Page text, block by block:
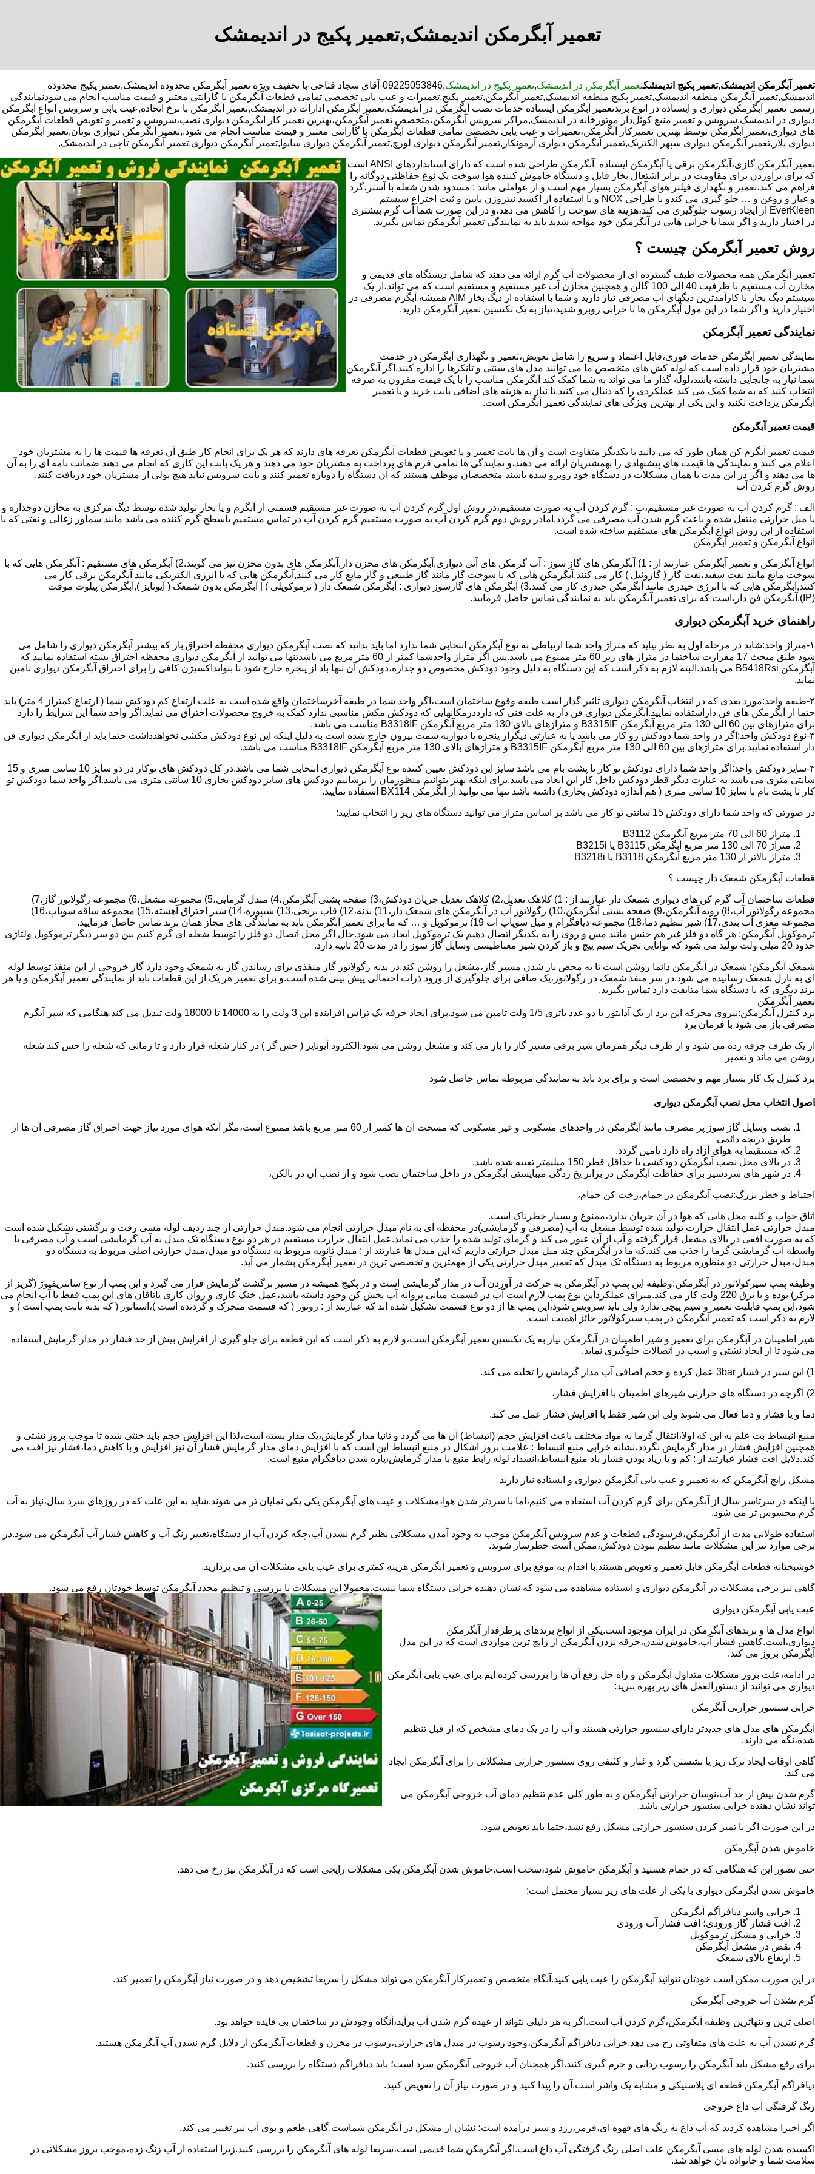
تعمیر آبگرمکن اندیمشک,تعمیر پکیج در اندیمشک
تعمیر آبگرمکن اندیمشک,تعمیر پکیج اندیمشکتعمیر آبگرمکن در اندیمشک,تعمیر پکیج در اندیمشک
,09225053846-آقای سجاد فتاحی-با تخفیف ویژه تعمیر آبگرمکن محدوده اندیمشک,تعمیر پکیج محدوده
اندیمشک,تعمیر آبگرمکن منطقه اندیمشک,تعمیر پکیج منطقه اندیمشک,تعمیر آبگرمکن,تعمیر پکیج,تعمیرات و عیب یابی تخصصی تمامی قطعات آبگرمکن با گارانتی معتبر و قیمت مناسب انجام می شودنمایندگی
رسمی تعمیر آبگرمکن دیواری و ایستاده در انوع برندتعمیر آبگرمکن ایستاده خدمات نصب آبگرمکن در اندیمشک,تعمیر آبگرمکن ادارات در اندیمشک,تعمیر آبگرمکن با نرخ اتحاده,عیب یابی و سرویس انواع آبگرمکن
دیواری در اندیمشک,سرویس و تعمیر منبع کوئل‌دار موتورخانه در اندیمشک,مراکز سرویس آبگرمکن،متخصص تعمیر آبگرمکن،بهترین تعمیر کار ابگرمکن دیواری نصب،سرویس و تعمیر و تعویض قطعات آبگرمکن
های دیواری,تعمیر آبگرمکن توسط بهترین تعمیرکار آبگرمکن،تعمیرات و عیب یابی تخصصی تمامی قطعات آبگرمکن با گارانتی معتبر و قیمت مناسب انجام می شود.,تعمیر آبگرمکن دیواری بوتان,تعمیر آبگرمکن
دیواری پلار,تعمیر آبگرمکن دیواری سپهر الکتریک,تعمیر آبگرمکن دیواری آزمونکار,تعمیر آبگرمکن دیواری لورچ,تعمیر آبگرمکن دیواری سایوا,تعمیر آبگرمکن دیواری,تعمیر آبگرمکن تاچی در اندیمشک,
تعمیر آبگرمکن گازی،آبگرمکن برقی یا آبگرمکن ایستاده ​ آبگرمکن طراحی شده است که دارای استانداردهای ANSI است
که برای برآوردن برای مقاومت در برابر اشتعال بخار قابل و دستگاه خاموش کننده هوا سوخت یک نوع حفاظتی دوگانه را
فراهم می کند،تعمیر و نگهداری فیلتر هوای آبگرمکن بسیار مهم است و از عواملی مانند : مسدود شدن شعله با آستر،گرد
و غبار و روغن و … جلو گیری می کندو با طراحی NOX و با استفاده از اکسید نیتروژن پایین و ثبت اختراع سیستم
EverKleen از ایجاد رسوب جلوگیری می کند،هزینه های سوخت را کاهش می دهد،و در این صورت شما آب گرم بیشتری
در اختیار دارید و اگر شما با خرابی هایی در آبگرمکن خود مواجه شدید باید به نمایندگی تعمیر آبگرمکن تماس بگیرید.
روش تعمیر آبگرمکن چیست ؟
تعمیر آبگرمکن همه محصولات طیف گسترده ای از محصولات آب گرم ارائه می دهند که شامل دیستگاه های قدیمی و
مخازن آب مستقیم با ظرفیت 40 الی 100 گالن و همچنین مخازن آب غیر مستقیم و مستقیم است که می تواند،از یک
سیستم دیگ بخار با کارآمدترین دیگهای آب مصرفی نیاز دارید و شما با استفاده از دیگ بخار AIM همیشه آبگرم مصرفی در
اختیار دارید و اگر شما در این مول آبگرمکن ها با خرابی روبرو شدید،نیاز به یک تکنسین تعمیر آبگرمکن دارید.
نمایندگی تعمیر آبگرمکن
نمایندگی تعمیر آبگرمکن خدمات فوری،قابل اعتماد و سریع را شامل تعویض،تعمیر و نگهداری آبگرمکن در خدمت
مشتریان خود قرار داده است که لوله کش های متخصص ما می توانند مدل های سنتی و تانکرها را اداره کنند.اگر آبگرمکن
شما نیاز به جابجایی داشته باشد،لوله گذار ما می تواند به شما کمک کند آبگرمکن مناسب را با یک قیمت مقرون به صرفه
انتخاب کنید که به شما کمک می کند عملکردی را که دنبال می کنید.تا نیاز به هزینه های اضافی بابت خرید و یا تعمیر
آبگرمکن پرداخت نکنید و این یکی از بهترین ویژگی های نمایندگی تعمیر آبگرمکن است.
قیمت تعمیر آبگرمکن
قیمت تعمیر آبگرم کن همان طور که می دانید با یکدیگر متفاوت است و آن ها بابت تعمیر و یا تعویض قطعات آبگرمکن تعرفه های دارند که هر یک برای انجام کار طبق آن تعرفه ها قیمت ها را به مشتریان خود
اعلام می کنند و نمایندگی ها قیمت های پیشنهادی را بهمشتریان ارائه می دهند،و نمایندگی ها تمامی فرم های پرداخت به مشتریان خود می دهند و هر یک بابت این کاری که انجام می دهند ضمانت نامه ای را به آن
ها می دهند و اگر در این مدت با همان مشکلات در دستگاه خود روبرو شده باشند متخصصان موظف هستند که ان دستگاه را دوباره تعمیر کنند و بابت سرویس نباید هیچ پولی از مشتریان خود دریافت کنند.
روش گرم کردن آب
الف : گرم کردن آب به صورت غیر مستقیم،ب : گرم کردن آب به صورت مستقیم،در روش اول گرم کردن آب به صورت غیر مستقیم قسمتی از آبگرم و یا بخار تولید شده توسط دیگ مرکزی به مخازن دوجداره و
یا مبل حرارتی منتقل شده و باعث گرم شدن آب مصرفی می گردد.امادر روش دوم گرم کردن آب به صورت مستقیم گرم کردن آب در تماس مستقیم باسطح گرم کننده می باشد مانند سماور زغالی و نفتی که با
استفاده از این روش انواع آبگرمکن های مستقیم ساخته شده است.
انواع آبگرمکن و تعمیر آبگرمکن
انواع آبگرمکن و تعمیر آبگرمکن عبارتند از : 1) آبگرمکن های گاز سوز : آب گرمکن های آنی دیواری,آبگرمکن های مخزن دار,آبگرمکن های بدون مخزن نیز می گویند.2) آبگرمکن های مستقیم : آبگرمکن هایی که با
سوخت مایع مانند نفت سفید،نفت گاز ( گازوئیل ) کار می کنند,آبگرمکن هایی که با سوخت گاز مانند گاز طبیعی و گاز مایع کار می کنند,آبگرمکن هایی که با انرژی الکتریکی مانند آبگرمکن برقی کار می
کنند,آبگرمکن هایی که با انرژی حیدری مانند آبگرمکن حیدری کار می کنند.3) آبگرمکن های گازسوز دیواری : آبگرمکن شمعک دار ( ترموکوپلی ) | آبگرمکن بدون شمعک ( آیونایز ),آبگرمکن پیلوت موقت
(IP),آبگرمکن فن دار،است که برای تعمیر آبگرمکن باید به نمایندگی تماس حاصل فرمایید.
راهنمای خرید آبگرمکن دیواری
۱-متراژ واحد:شاید در مرحله اول به نظر بیاید که متراژ واحد شما ارتباطی به نوع آبگرمکن انتخابی شما ندارد اما باید بدانید که نصب آبگرمکن دیواری محفظه احتراق باز که بیشتر آبگرمکن دیواری را شامل می
شود طبق مبحث 17 مقرارت ساختما در متراژ های زیر 60 متر ممنوع می باشد.پس اگر متراژ واحدشما کمتر از 60 متر مربع می باشدتنها می توانید از آبگرمکن دیواری محفظه احتراق بسته استفاده نمایید که
آبگرمکن B5418Rsi می باشد.البته لازم به ذکر است که این دستگاه به دلیل وجود دودکش مخصوص دو جداره،دودکش آن تنها باد از پنجره خارج شود تا بتوانداکسیژن کافی را برای احتراق آبگرمکن دیواری تامین
نماید.
۲-طبقه واحد:مورد بعدی که در انتخاب آبگرمکن دیواری تاثیر گذار است طبقه وقوع ساختمان است،اگر واحد شما در طبقه آخرساختمان واقع شده است به علت ارتفاع کم دودکش شما ( ارتفاع کمتراز 4 متر) باید
حتما از آبگرمکن های فن داراستفاده نمایید.آبگرمکن دیواری فن دار به علت فنی که دارددرمکانهایی که دودکش مکش مناسبی ندارد کمک به خروج محصولات احتراق می نماید.اگر واحد شما این شرایط را دارد
برای متراژهای بین 60 الی 130 متر مربع آبگرمکن B3315IF و متراژهای بالای 130 متر مربع آبگرمکن B3318IF مناسب می باشد.
۳-نوع دودکش واحد:اگر در واحد شما دودکش رو کار می باشد یا به عبارتی دیگراز پنجره یا دیواربه سمت بیرون خارج شده است به دلیل اینکه این نوع دودکش مکشی نخواهدداشت حتما باید از آبگرمکن دیواری فن
دار استفاده نمایید.برای متراژهای بین 60 الی 130 متر مربع آبگرمکن B3315IF و متراژهای بالای 130 متر مربع آبگرمکن B3318IF مناسب می باشد.
۴-سایز دودکش واحد:اگر واحد شما دارای دودکش تو کار تا پشت بام می باشد سایز این دودکش تعیین کننده نوع آبگرمکن دیواری انتخابی شما می باشد.در کل دودکش های توکار در دو سایز 10 سانتی متری و 15
سانتی متری می باشد به عبارت دیگر قطر دودکش داخل کار این ابعاد می باشد.برای اینکه بهتر بتوانیم منظورمان را برسانیم دودکش های سایز دودکش بخاری 10 سانتی متری می باشد.اگر واحد شما دودکش تو
کار تا پشت بام با سایز 10 سانتی متری ( هم اندازه دودکش بخاری) داشته باشد تنها می توانید از آبگرمکن BX114 استفاده نمایید.
در صورتی که واحد شما دارای دودکش 15 سانتی تو کار می باشد بر اساس متراژ می توانید دستگاه های زیر را انتخاب نمایید:
متراژ 60 الی 70 متر مربع آبگرمکن B3112
متراژ 70 الی 130 متر مربع آبگرمکن B3115 یا B3215i
متراژ بالاتر از 130 متر مربع آبگرمکن B3118 یا B3218i
قطعات آبگرمکن شمعک دار چیست ؟
قطعات ساختمان آب گرم کن های دیواری شمعک دار عبارتند از : 1) کلاهک تعدیل،2) کلاهک تعدیل جریان دودکش،3) صفحه پشتی آبگرمکن،4) مبدل گرمایی،5) مجموعه مشعل،6) مجموعه رگولاتور گاز،7)
مجموعه رگولاتور آب،8) رویه آبگرمکن،9) صفحه پشتی آبگرمکن،10) رگولاتور آب در آبگرمکن های شمعک دار،11) بدنه،12) قاب برنجی،13) شیپوره،14) شیر احتراق آهسته،15) مجموعه ساقه سوپاپ،16)
مجموعه مغزی آب بندی،17) شیر تنظیم دما،18) مجموعه دیافگرام و میل سوپاپ آب 19) ترموکوپل و … که ما برای تعمیر آبگرمکن باید به نمایندگی های مجاز همان برند تماس حاصل فرمایید.
ترموکوپل آبگرمکن: هر گاه دو فلز غیر هم جنس مانند مس و روی را به یکدیگر اتصال دهیم یک ترموکوپل ایجاد می شود.حال اگر محل اتصال دو فلز را توسط شعله ای گرم کنیم بین دو سر دیگر ترموکوپل ولتاژی
حدود 20 میلی ولت تولید می شود که توانایی تحریک سیم پیچ و باز کردن شیر مغناطیسی وسایل گاز سوز را در مدت 20 ثانیه دارد.
شمعک آبگرمکن: شمعک در آبگرمکن دائما روشن است تا به محض باز شدن مسیر گاز،مشعل را روشن کند.در بدنه رگولاتور گاز منفذی برای رساندن گاز به شمعک وجود دارد گاز خروجی از این منفذ توسط لوله
ای به نازل شمعک رسانیده می شود.در سر منفذ شمعک در رگولاتور،یک صافی برای جلوگیری از ورود ذرات احتمالی پیش بینی شده است.و برای تعمیر هر یک از این قطعات باید از نمایندگی تعمیر آبگرمکن و یا هر
برند دیگری که با دستگاه شما متابقت دارد تماس بگیرید.
تعمیر آبگرمکن
برد کنترل آبگرمکن:نیروی محرکه این برد از یک آدابتور یا دو عدد باتری 1/5 ولت تامین می شود.برای ایجاد جرقه یک تراس افزاینده این 3 ولت را به 14000 تا 18000 ولت تبدیل می کند.هنگامی که شیر آبگرم
مصرفی باز می شود با فرمان برد
از یک طرف جرقه زده می شود و از طرف دیگر همزمان شیر برقی مسیر گاز را باز می کند و مشعل روشن می شود.الکترود آیونایز ( حس گر ) در کنار شعله قرار دارد و تا زمانی که شعله را حس کند شعله
روشن می ماند و تعمیر
برد کنترل یک کار بسیار مهم و تخصصی است و برای برد باید به نمایندگی مربوطه تماس حاصل شود
اصول انتخاب محل نصب آبگرمکن دیواری
نصب وسایل گاز سوز پر مصرف مانند آبگرمکن در واحدهای مسکونی و غیر مسکونی که مسحت آن ها کمتر از 60 متر مربع باشد ممنوع است،مگر آنکه هوای مورد نیاز جهت احتراق گاز مصرفی آن ها از
طریق دریچه دائمی
که مستقیما به هوای آزاد راه دارد تامین گردد.
در بالای محل نصب آبگرمکن دودکشی با حداقل قطر 150 میلیمتر تعبیه شده باشد.
در شهر های سردسیر برای حفاظت آبگرمکن در برابر یخ زدگی میبایستی آبگرمکن در داخل ساختمان نصب شود و از نصب آن در بالکن،
احتیاط و خطر بزرگ:نصب آبگرمکن در حمام،رخت کن حمام،
اتاق خواب و کلیه محل هایی که هوا در آن جریان ندارد،ممنوع و بسیار خطرناک است.
مبدل حرارتی عمل انتقال حرارت تولید شده توسط مشعل به آب (مصرفی و گرمایشی)در محفظه ای به نام مبدل حرارتی انجام می شود.مبدل حرارتی از چند ردیف لوله مسی رفت و برگشتی تشکیل شده است
که به صورت افقی در بالای مشعل قرار گرفته و آب از آن عبور می کند و گرمای تولید شده را جذب می نماید.عمل انتقال حرارت مستقیم در هر دو نوع دستگاه تک مبدل به آب گرمایشی است و آب مصرفی با
واسطه آب گرمایشی گرما را جذب می کند.که ما در آبگرمکن چند مبل مبدل حرارتی داریم که این مبدل ها عبارتند از : مبدل ثانویه مربوط به دستگاه دو مبدل،مبدل حرارتی اصلی مربوط به دستگاه دو
مبدل،مبدل حرارتی دو منظوره مربوط به دستگاه تک مبدل که تعمیر مبدل حرارتی یکی از مهمترین و تخصصی ترین در تعمیر آبگرمکن بشمار می آید.
وظیفه پمپ سیرکولاتور در آبگرمکن:وظیفه این پمپ در آبگرمکن به حرکت در آوردن آب در مدار گرمایشی است و در پکیج همیشه در مسیر برگشت گرمایش قرار می گیرد و این پمپ از نوع سانتریفیوژ (گریز از
مرکز) بوده و با برق 220 ولت کار می کند.مبرای عملکرداین نوع پمپ لازم است آب در قسمت میانی پروانه آب پخش کن وجود داشته باشد،عمل خنک کاری و روان کاری یاتاقان های این پمپ فقط با آب انجام می
شود،این پمپ قابلیت تعمیر و سیم پیچی ندارد ولی باید سرویس شود،این پمپ ها از دو نوع قسمت تشکیل شده اند که عبارتند از : روتور ( که قسمت متحرک و گردنده است )،استاتور ( که بدنه ثابت پمپ است ) و
لازم به ذکر است که تعمیر آبگرمکن در پمپ سیرکولاتور حائز اهمیت است.
شیر اطمینان در آبگرمکن برای تعمیر و شیر اطمینان در آبگرمکن نیاز به یک تکنسین تعمیر آبگرمکن است،و لازم به ذکر است که این قطعه برای جلو گیری از افزایش بیش از حد فشار در مدار گرمایش استفاده
می شود تا از ایجاد نشتی و آسیب در اتصالات جلوگیری نماید.
1) این شیر در فشار 3bar عمل کرده و حجم اضافی آب مدار گرمایش را تخلیه می کند.
2) اگرچه در دستگاه های حرارتی شیرهای اطمینان با افزایش فشار،
دما و یا فشار و دما فعال می شوند ولی این شیر فقط با افزایش فشار عمل می کند.
منبع انبساط بت علم به این که اولا،انتقال گرما به مواد مختلف باعث افزایش حجم (اتبساط) آن ها می گردد و ثانیا مدار گرمایش،یک مدار بسته است،لذا این افزایش حجم باید خنثی شده تا موجب بروز نشتی و
همچنین افزایش فشار در مدار گرمایش نگردد،نشانه خرابی منبع انبساط : علامت بروز اشکال در منبع انبساط این است که با افزایش دمای مدار گرمایش فشار آن نیز افزایش و با کاهش دما،فشار نیز افت می
کند.دلایل افت فشار عبارتند از : کم و یا زیاد بودن فشار باد منبع انبساط،انسداد لوله رابط منبع با مدار گرمایش،پاره شدن دیافگرام منبع است.
مشکل رایج آبگرمکن که به تعمیر و عیب یابی آبگرمکن دیواری و ایستاده نیاز دارند
با اینکه در سرتاسر سال از آبگرمکن برای گرم کردن آب استفاده می کنیم،اما با سردتر شدن هوا،مشکلات و عیب های آبگرمکن یکی یکی نمایان تر می شوند.شاید به این علت که در روزهای سرد سال،نیاز به آب
گرم محسوس تر می شود.
استفاده طولانی مدت از آبگرمکن،فرسودگی قطعات و عدم سرویس آبگرمکن موجب به وجود آمدن مشکلاتی نظیر گرم نشدن آب،چکه کردن آب از دستگاه،تغییر رنگ آب و کاهش فشار آب آبگرمکن می شود.در
برخی موارد نیز این مشکلات مانند تنظیم نبودن دودکش،ممکن است خطرساز شوند.
خوشبختانه قطعات آبگرمکن قابل تعمیر و تعویض هستند.با اقدام به موقع برای سرویس و تعمیر آبگرمکن هزینه کمتری برای عیب یابی مشکلات آن می پردازید.
گاهی نیز برخی مشکلات در آبگرمکن دیواری و ایستاده مشاهده می شود که نشان دهنده خرابی دستگاه شما نیست.معمولا این مشکلات با بررسی و تنظیم مجدد آبگرمکن توسط خودتان رفع می شود.
عیب یابی آبگرمکن دیواری
انواع مدل ها و برندهای آبگرمکن در ایران موجود است.یکی از انواع برندهای پرطرفدار آبگرمکن
دیواری،است.کاهش فشار آب،خاموش شدن،جرقه نزدن آبگرمکن از رایج ترین مواردی است که در این مدل
آبگرمکن بروز می کند.
در ادامه،علت بروز مشکلات متداول آبگرمکن و راه حل رفع آن ها را بررسی کرده ایم.برای عیب یابی آبگرمکن
دیواری می توانید از دستورالعمل های زیر بهره ببرید:
خرابی سنسور حرارتی آبگرمکن
آبگرمکن های مدل های جدیدتر دارای سنسور حرارتی هستند و آب را در یک دمای مشخص که از قبل تنظیم
شده،نگه می دارند.
گاهی اوقات ایجاد ترک ریز یا نشستن گرد و غبار و کثیفی روی سنسور حرارتی مشکلاتی را برای آبگرمکن ایجاد
می کند.
گرم شدن بیش از حد آب،نوسان حرارتی آبگرمکن و به طور کلی عدم تنظیم دمای آب خروجی آبگرمکن می
تواند نشان دهنده خرابی سنسور حرارتی باشد.
در این صورت اگر با تمیز کردن سنسور حرارتی مشکل رفع نشد،حتما باید تعویض شود.
خاموش شدن آبگرمکن
حتی تصور این که هنگامی که در حمام هستید و آبگرمکن خاموش شود،سخت است.خاموش شدن آبگرمکن یکی مشکلات رایجی است که در آبگرمکن نیز رخ می دهد.
خاموش شدن آبگرمکن دیواری با یکی از علت های زیر بسیار محتمل است:
خرابی واشر دیافراگم آبگرمکن
افت فشار گاز ورودی؛ افت فشار آب ورودی
خرابی و مشکل ترموکوپل
نقص در مشعل آبگرمکن
ارتفاع بالای شمعک
در این صورت ممکن است خودتان نتوانید آبگرمکن را عیب یابی کنید.آنگاه متخصص و تعمیرکار آبگرمکن می تواند مشکل را سریعا تشخیص دهد و در صورت نیاز آبگرمکن را تعمیر کند.
گرم نشدن آب خروجی آبگرمکن
اصلی ترین و تنهاترین وظیفه آبگرمکن،گرم کردن آب است.اگر به هر دلیلی نتواند از عهده گرم شدن آب برآید،آنگاه وجودش در ساختمان بی فایده خواهد بود.
گرم نشدن آب به علت های متفاوتی رخ می دهد.خرابی دیافراگم آبگرمکن،وجود رسوب در مبدل های حرارتی،رسوب در مخزن و قطعات آبگرمکن از دلایل گرم نشدن آب آبگرمکن هستند.
برای رفع مشکل باید آبگرمکن را رسوب زدایی و جرم گیری کنید.اگر همچنان آب خروجی آبگرمکن سرد است؛ باید دیافراگم دستگاه را بررسی کنید.
دیافراگم آبگرمکن قطعه ای پلاستیکی و مشابه یک واشر است.آن را پیدا کنید و در صورت نیاز آن را تعویض کنید.
رنگ گرفتگی آب داغ خروجی
اگر اخیرا مشاهده کردید که آب داغ به رنگ های قهوه ای،قرمز،زرد و سبز درآمده است؛ نشان از مشکل در آبگرمکن شماست.گاهی طعم و بوی آب نیز تغییر می کند.
اکسیده شدن لوله های مسی آبگرمکن علت اصلی رنگ گرفتگی آب داغ است.اگر آبگرمکن شما قدیمی است،سریعا لوله های آبگرمکن را بررسی کنید.زیرا استفاده از آب زنگ زده،موجب بروز مشکلاتی در
سلامت شما و خانواده تان خواهد شد.